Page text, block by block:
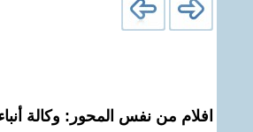
افلام من نفس المحور: وكالة